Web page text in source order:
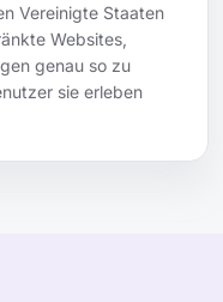
Vereinigte Staaten
Websites,
genau so zu
sie erleben